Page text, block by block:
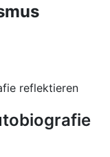
reflektieren